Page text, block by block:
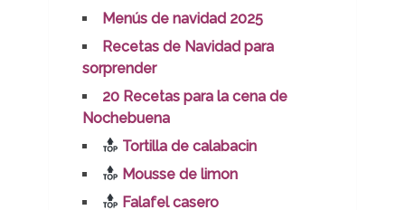
Menús de navidad 2025
Recetas de Navidad para
sorprender
20 Recetas para la cena de
Nochebuena
Tortilla de calabacin
Mousse de limon
Falafel casero